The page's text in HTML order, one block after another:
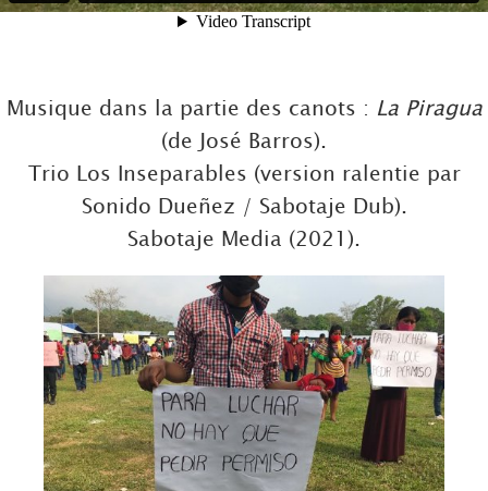
Musique dans la partie des canots : La Piragua
(de José Barros).
Trio Los Inseparables (version ralentie par
Sonido Dueñez / Sabotaje Dub).
Sabotaje Media (2021).